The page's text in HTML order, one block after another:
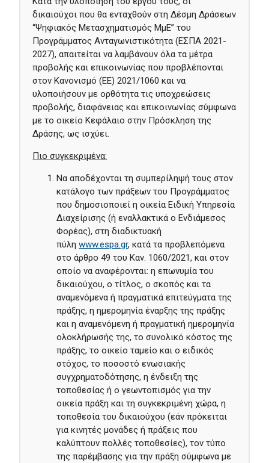
δικαιούχοι που θα ενταχθούν στη Δέσμη Δράσεων
“Ψηφιακός Μετασχηματισμός ΜμΕ” του
Προγράμματος Ανταγωνιστικότητα (ΕΣΠΑ 2021-
2027), απαιτείται να λαμβάνουν όλα τα μέτρα
προβολής και επικοινωνίας που προβλέπονται
στον Κανονισμό (ΕΕ) 2021/1060 και να
υλοποιήσουν με ορθότητα τις υποχρεώσεις
προβολής, διαφάνειας και επικοινωνίας σύμφωνα
με το οικείο Κεφάλαιο στην Πρόσκληση της
Δράσης, ως ισχύει.
Πιο συγκεκριμένα:
Να αποδέχoνται τη συμπερίληψή τους στον
κατάλογο των πράξεων του Προγράμματος
που δημοσιοποιεί η οικεία Ειδική Υπηρεσία
Διαχείρισης (ή εναλλακτικά ο Ενδιάμεσος
Φορέας), στη διαδικτυακή
πύληwww.espa.gr, κατά τα προβλεπόμενα
στο άρθρο 49 του Καν. 1060/2021, και στον
οποίο να αναφέρονται: η επωνυμία του
δικαιούχου, ο τίτλος, ο σκοπός και τα
αναμενόμενα ή πραγματικά επιτεύγματα της
πράξης, η ημερομηνία έναρξης της πράξης
και η αναμενόμενη ή πραγματική ημερομηνία
ολοκλήρωσής της, το συνολικό κόστος της
πράξης, το οικείο ταμείο και ο ειδικός
στόχος, το ποσοστό ενωσιακής
συγχρηματοδότησης, η ένδειξη της
τοποθεσίας ή ο γεωντοπισμός για την
οικεία πράξη και τη συγκεκριμένη χώρα, η
τοποθεσία του δικαιούχου (εάν πρόκειται
για κινητές μονάδες ή πράξεις που
καλύπτουν πολλές τοποθεσίες), τον τύπο
της παρέμβασης για την πράξη σύμφωνα με